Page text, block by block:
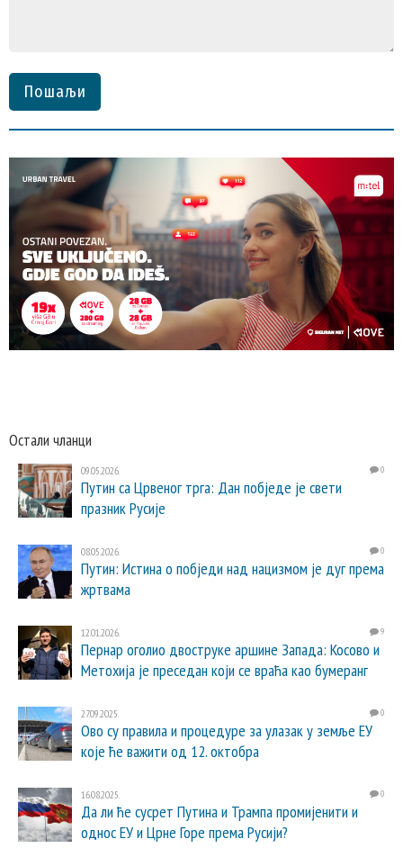
Пошаљи
Остали чланци
09.05.2026. 0
Путин са Црвеног трга: Дан побједе је свети
празник Русије
08.05.2026. 0
Путин: Истина о побједи над нацизмом је дуг према
жртвама
12.01.2026. 9
Пернар оголио двоструке аршине Запада: Косово и
Метохија је преседан који се враћа као бумеранг
27.09.2025. 0
Ово су правила и процедуре за улазак у земље ЕУ
које ће важити од 12. октобра
16.08.2025. 0
Да ли ће сусрет Путина и Трампа промијенити и
однос ЕУ и Црне Горе према Русији?